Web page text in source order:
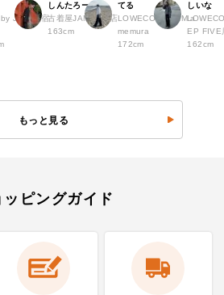
JAM 原宿
しんたろー
古着屋JAM 仙台店
163cm
てる
LOWECO by JAM a
memura
172cm
しいな
EP
162cm
もっと見る
ッピングガイド